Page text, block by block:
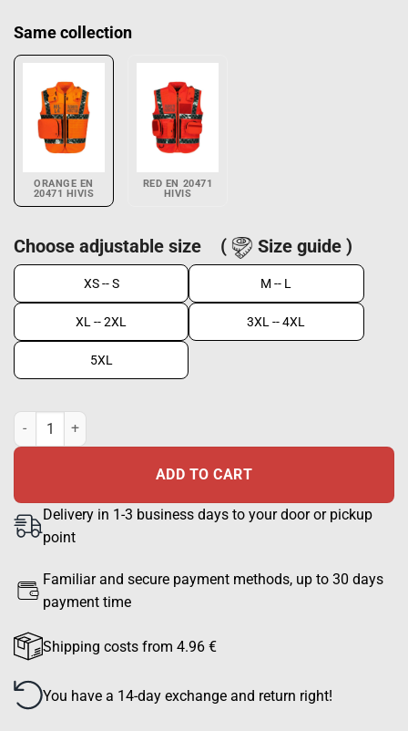
Same collection
ORANGE EN
20471 HIVIS
RED EN 20471
HIVIS
Choose adjustable size ( Size guide )
XS -- S M -- L
XL -- 2XL 3XL -- 4XL
5XL
Tactical High Visibility vest, EN 20471 Orange + Green Check
ADD TO CART
Delivery in 1-3 business days to your door or pickup
point
Familiar and secure payment methods, up to 30 days
payment time
Shipping costs from 4.96 €
You have a 14-day exchange and return right!